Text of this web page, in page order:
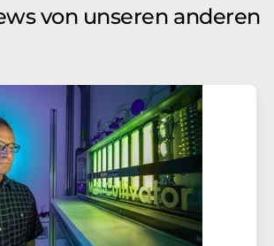
von unseren anderen